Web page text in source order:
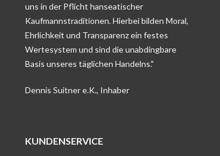
uns in der Pflicht hanseatischer
Kaufmannstraditionen. Hierbei bilden Moral,
Ehrlichkeit und Transparenz ein festes
Wertesystem und sind die unabdingbare
Basis unseres täglichen Handelns."
Dennis Suitner e.K., Inhaber
KUNDENSERVICE